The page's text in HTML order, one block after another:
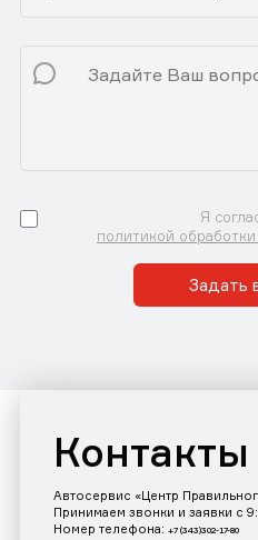
Я
политикой
Задать
Контакты
Автосервис «Центр
Принимаем звонки и заявки с
Номер телефона: +7 (343)302-17-80